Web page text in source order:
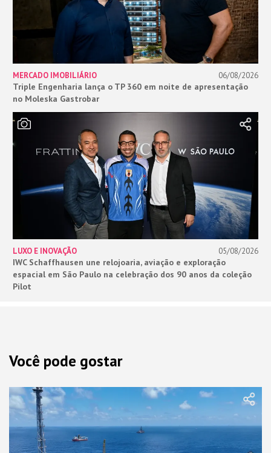
MERCADO IMOBILIÁRIO 06/08/2026
Triple Engenharia lança o TP 360 em noite de apresentação
no Moleska Gastrobar
LUXO E INOVAÇÃO 05/08/2026
IWC Schaffhausen une relojoaria, aviação e exploração
espacial em São Paulo na celebração dos 90 anos da coleção
Pilot
Você pode gostar